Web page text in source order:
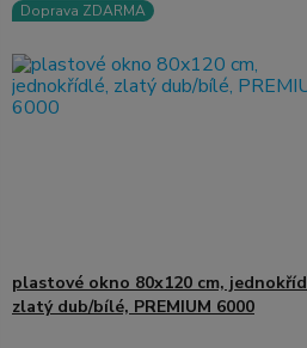
Doprava ZDARMA
plastové okno 80x120 cm,
zlatý dub/bílé, PREMIUM 6000